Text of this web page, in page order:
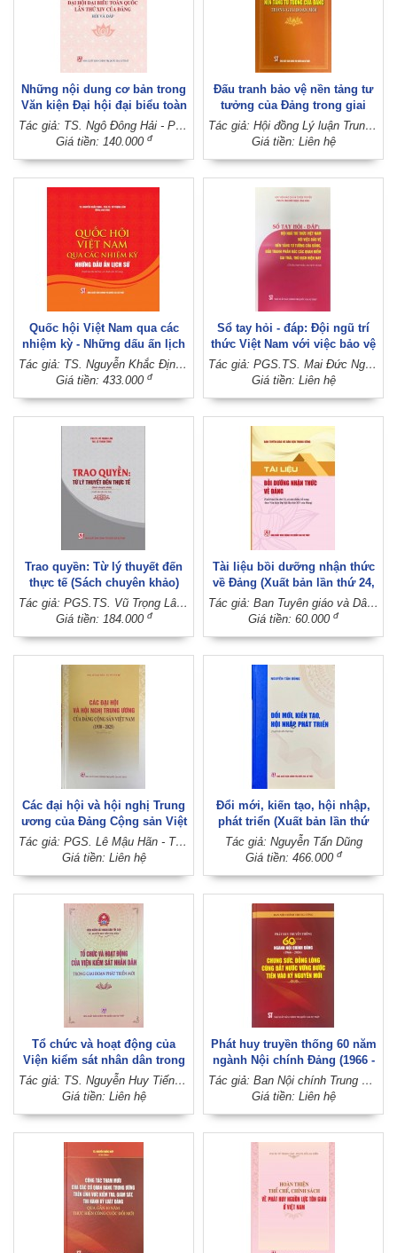
Những nội dung cơ bản trong
Văn kiện Đại hội đại biểu toàn
quốc lần thứ XIV của Đảng -
Hỏi và đáp
Tác giả: TS. Ngô Đông Hải - PGS.TS. Vũ Trọng Lâm (Đồng chủ biên)
Giá tiền: 140.000 đ
Đấu tranh bảo vệ nền tảng tư
tưởng của Đảng trong giai
đoạn mới
Tác giả: Hội đồng Lý luận Trung ương
Giá tiền: Liên hệ
Quốc hội Việt Nam qua các
nhiệm kỳ - Những dấu ấn lịch
sử (Xuất bản lần thứ hai, có
chỉnh sửa, bổ sung)
Tác giả: TS. Nguyễn Khắc Định - PGS.TS. Vũ Trọng Lâm (Đồng chủ biên)
Giá tiền: 433.000 đ
Sổ tay hỏi - đáp: Đội ngũ trí
thức Việt Nam với việc bảo vệ
nền tảng tư tưởng của Đảng,
đấu tranh phản bác các quan
nay (Tài liệu tham khảo, lưu
hành nội bộ)
Tác giả: PGS.TS. Mai Đức Ngọc (Chủ biên)
Giá tiền: Liên hệ
Trao quyền: Từ lý thuyết đến
thực tế (Sách chuyên khảo)
(Xuất bản lần thứ hai)
Tác giả: PGS.TS. Vũ Trọng Lâm - ThS. Lê Thanh Tùng
Giá tiền: 184.000 đ
Tài liệu bồi dưỡng nhận thức
về Đảng (Xuất bản lần thứ 24,
có sửa chữa, bổ sung theo
Văn kiện Đại hội lần thứ XIV
Tác giả: Ban Tuyên giáo và Dân vận Trung ương
Giá tiền: 60.000 đ
Các đại hội và hội nghị Trung
ương của Đảng Cộng sản Việt
Nam (1930 - 2025)
Tác giả: PGS. Lê Mậu Hãn - TS. Võ Văn Bé
Giá tiền: Liên hệ
Đổi mới, kiến tạo, hội nhập,
phát triển (Xuất bản lần thứ
hai)
Tác giả: Nguyễn Tấn Dũng
Giá tiền: 466.000 đ
Tổ chức và hoạt động của
Viện kiểm sát nhân dân trong
giai đoạn phát triển mới Tác giả: TS. Nguyễn Huy Tiến (Chủ biên) (Viện Kiểm sát nhân dân tối cao)
Giá tiền: Liên hệ
Phát huy truyền thống 60 năm
ngành Nội chính Đảng (1966 -
2026), chung sức, đồng lòng
cùng đất nước vững bước tiến
Tác giả: Ban Nội chính Trung ương
Giá tiền: Liên hệ